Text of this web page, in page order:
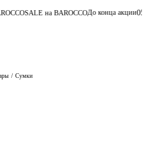
BAROCCOДо конца акции05:13:54:06
Сумки